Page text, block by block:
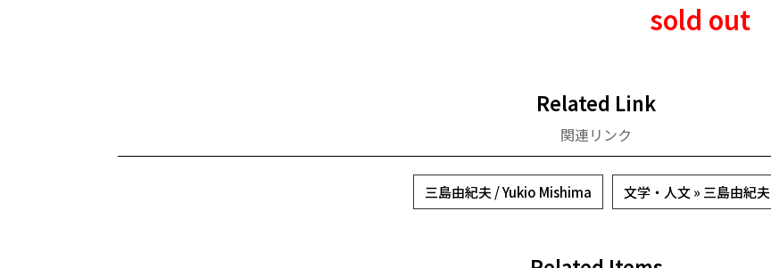
sold out
Related Link
関連リンク
三島由紀夫 / Yukio Mishima 文学・人文 » 三島由紀夫